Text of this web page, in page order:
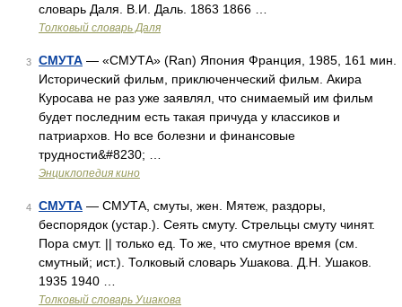
словарь Даля. В.И. Даль. 1863 1866 …
Толковый словарь Даля
3 СМУТА — «СМУТА» (Ran) Япония Франция, 1985, 161 мин.
Исторический фильм, приключенческий фильм. Акира
Куросава не раз уже заявлял, что снимаемый им фильм
будет последним есть такая причуда у классиков и
патриархов. Но все болезни и финансовые
трудности&#8230; …
Энциклопедия кино
4 СМУТА — СМУТА, смуты, жен. Мятеж, раздоры,
беспорядок (устар.). Сеять смуту. Стрельцы смуту чинят.
Пора смут. || только ед. То же, что смутное время (см.
смутный; ист.). Толковый словарь Ушакова. Д.Н. Ушаков.
1935 1940 …
Толковый словарь Ушакова